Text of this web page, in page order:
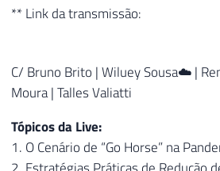
** Link da transmissão:
C/ Bruno Brito | Wiluey Sousa☁️ |
Moura | Talles Valiatti
Tópicos da Live:
1. O Cenário de “Go Horse” na